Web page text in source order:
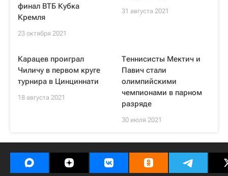
финал ВТБ Кубка
Кремля
23 октября 2021
31 августа 2021
Карацев проиграл
Чиличу в первом круге
турнира в Цинциннати
18 августа 2021
Теннисисты Мектич и
Павич стали
олимпийскими
чемпионами в парном
разряде
30 июля 2021